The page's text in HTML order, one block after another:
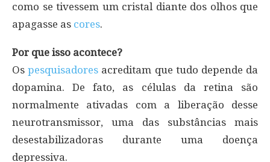
como se tivessem um cristal diante dos olhos que
apagasse as cores.
Por que isso acontece?
Ospesquisadores acreditam que tudo depende da
dopamina. De fato, as células da retina são
normalmente ativadas com a liberação desse
neurotransmissor, uma das substâncias mais
desestabilizadoras durante uma doença
depressiva.